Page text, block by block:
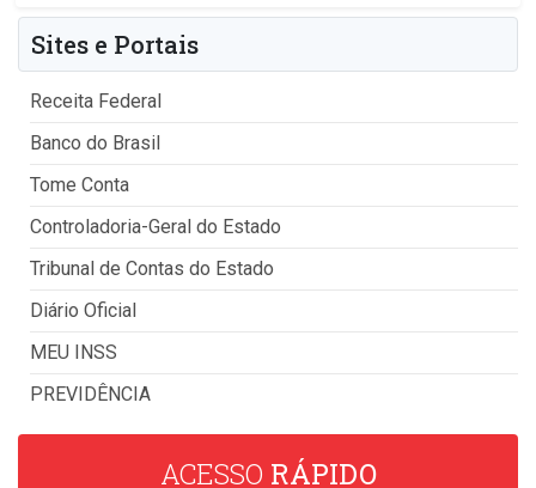
Sites e Portais
Receita Federal
Banco do Brasil
Tome Conta
Controladoria-Geral do Estado
Tribunal de Contas do Estado
Diário Oficial
MEU INSS
PREVIDÊNCIA
ACESSO RÁPIDO